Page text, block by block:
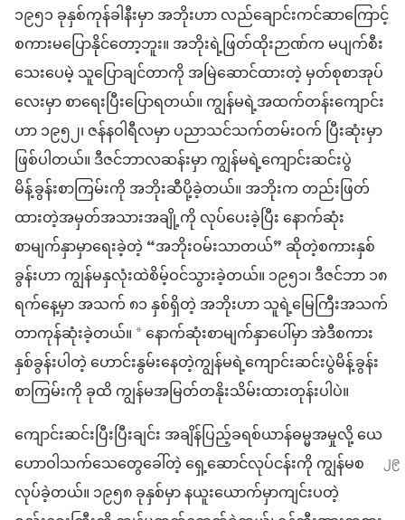
၁၉၅၁ ခုနှစ်​ကုန်ခါနီး​မှာ အဘိုး​ဟာ လည်ချောင်း​ကင်ဆာ​ကြောင့်
စကား​မပြော​နိုင်​တော့​ဘူး။ အဘိုး​ရဲ့​ဖြတ်​ထိုး​ဉာဏ်​က မပျက်စီး​
သေး​ပေမဲ့ သူ​ပြော​ချင်​တာ​ကို အမြဲ​ဆောင်ထား​တဲ့ မှတ်စု​စာအုပ်​
လေးမှာ စာရေး​ပြီး​ပြော​ရတယ်။ ကျွန်မ​ရဲ့​အထက်တန်း​ကျောင်း​
ဟာ ၁၉၅၂၊ ဇန်နဝါရီ​လမှာ ပညာ​သင်​သက်တမ်း​ဝက် ပြီးဆုံး​မှာ​
ဖြစ်ပါ​တယ်။ ဒီဇင်ဘာ​လ​ဆန်း​မှာ ကျွန်မ​ရဲ့​ကျောင်းဆင်း​ပွဲ​
မိန့်ခွန်း​စာကြမ်း​ကို အဘိုး​ဆီ​ပို့​ခဲ့တယ်။ အဘိုး​က တည်းဖြတ်​
ထား​တဲ့​အမှတ်အသား​အချို့​ကို လုပ်ပေးခဲ့​ပြီး နောက်ဆုံး​
စာမျက်နှာ​မှာ​ရေးခဲ့တဲ့ “အဘိုး​ဝမ်းသာတယ်” ဆို​တဲ့​စကား​နှစ်​
ခွန်း​ဟာ ကျွန်မ​နှလုံး​ထဲ​စိမ့်ဝင်​သွားခဲ့တယ်။ ၁၉၅၁၊ ဒီဇင်ဘာ ၁၈
ရက်​နေ့မှာ အသက် ၈၁ နှစ်​ရှိတဲ့ အဘိုး​ဟာ သူရဲ့​မြေကြီး​အသက်
တာ​ကုန်ဆုံး​ခဲ့တယ်။ *နောက်ဆုံး​စာမျက်နှာ​ပေါ်မှာ အဲဒီ​စကား​
နှစ်​ခွန်း​ပါ​တဲ့ ဟောင်းနွမ်း​နေတဲ့​ကျွန်မ​ရဲ့​ကျောင်းဆင်း​ပွဲ​မိန့်ခွန်း​
စာကြမ်း​ကို ခု​ထိ ကျွန်မ​အမြတ်တနိုး​သိမ်းထား​တုန်း​ပါ​ပဲ။
ကျောင်းဆင်း​ပြီး​ပြီး​ချင်း အချိန်ပြည့်​ခရစ်ယာန်​ဓမ္မ​အမှု​လို့ ယေ
ဟောဝါ​သက်သေ​တွေ​ခေါ်​တဲ့ ရှေ့ဆောင်​လုပ်ငန်း​ကို ကျွန်မ​စ​
လုပ်ခဲ့တယ်။ ၁၉၅၈ ခုနှစ်​မှာ နယူးယောက်​မှာ​ကျင်းပ​တဲ့